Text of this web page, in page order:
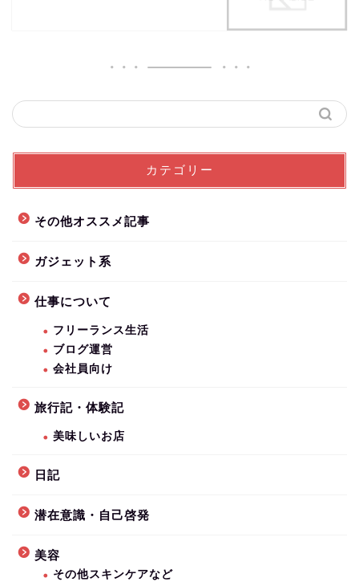
カテゴリー
その他オススメ記事
ガジェット系
仕事について
フリーランス生活
ブログ運営
会社員向け
旅行記・体験記
美味しいお店
日記
潜在意識・自己啓発
美容
その他スキンケアなど